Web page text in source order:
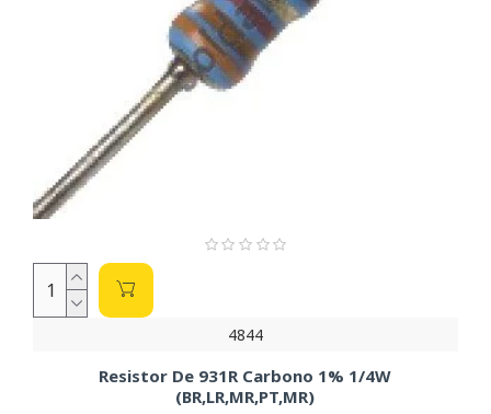
4844
Resistor De 931R Carbono 1% 1/4W
(BR,LR,MR,PT,MR)